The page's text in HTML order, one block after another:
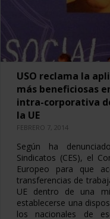
USO reclama la
más beneficiosas
intra-corporativa
la UE
FEBRERO 7, 2014
Según ha
Sindicatos (CES), el
Europeo para que
transferencias de
UE dentro de una
establecerse una
los nacionales de